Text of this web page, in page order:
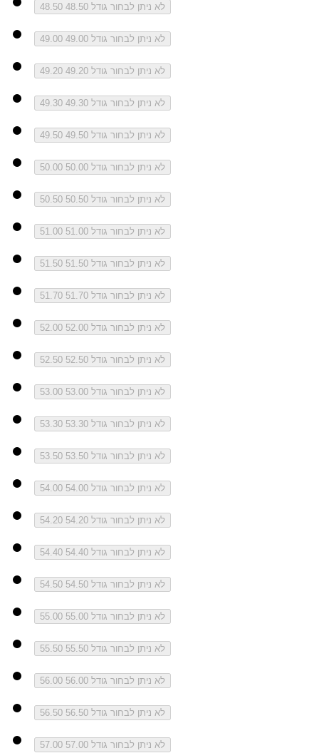
48.50 לא ניתן לבחור גודל 48.50
49.00 לא ניתן לבחור גודל 49.00
49.20 לא ניתן לבחור גודל 49.20
49.30 לא ניתן לבחור גודל 49.30
49.50 לא ניתן לבחור גודל 49.50
50.00 לא ניתן לבחור גודל 50.00
50.50 לא ניתן לבחור גודל 50.50
51.00 לא ניתן לבחור גודל 51.00
51.50 לא ניתן לבחור גודל 51.50
51.70 לא ניתן לבחור גודל 51.70
52.00 לא ניתן לבחור גודל 52.00
52.50 לא ניתן לבחור גודל 52.50
53.00 לא ניתן לבחור גודל 53.00
53.30 לא ניתן לבחור גודל 53.30
53.50 לא ניתן לבחור גודל 53.50
54.00 לא ניתן לבחור גודל 54.00
54.20 לא ניתן לבחור גודל 54.20
54.40 לא ניתן לבחור גודל 54.40
54.50 לא ניתן לבחור גודל 54.50
55.00 לא ניתן לבחור גודל 55.00
55.50 לא ניתן לבחור גודל 55.50
56.00 לא ניתן לבחור גודל 56.00
56.50 לא ניתן לבחור גודל 56.50
57.00 לא ניתן לבחור גודל 57.00